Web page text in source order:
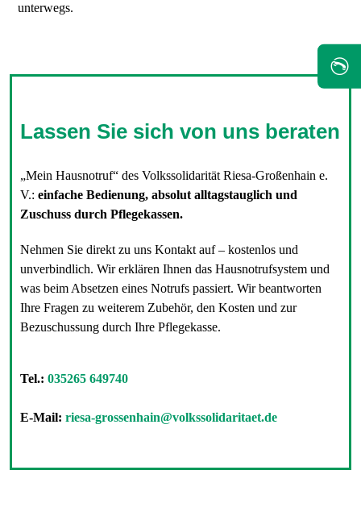
unterwegs.
Lassen Sie sich von uns beraten
„Mein Hausnotruf“ des Volkssolidarität Riesa-Großenhain e.
V.: einfache Bedienung, absolut alltagstauglich und
Zuschuss durch Pflegekassen.
Nehmen Sie direkt zu uns Kontakt auf – kostenlos und
unverbindlich. Wir erklären Ihnen das Hausnotrufsystem und
was beim Absetzen eines Notrufs passiert. Wir beantworten
Ihre Fragen zu weiterem Zubehör, den Kosten und zur
Bezuschussung durch Ihre Pflegekasse.
Tel.: 035265 649740
E-Mail: riesa-grossenhain@volkssolidaritaet.de
✆